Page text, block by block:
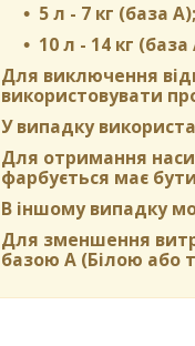
5 л - 7 кг (база
10 л - 14 кг
Для виключення
використовувати
У випадку
Для отримання
фарбується має
В іншому випадку
Для зменшення
базою А (Білою або